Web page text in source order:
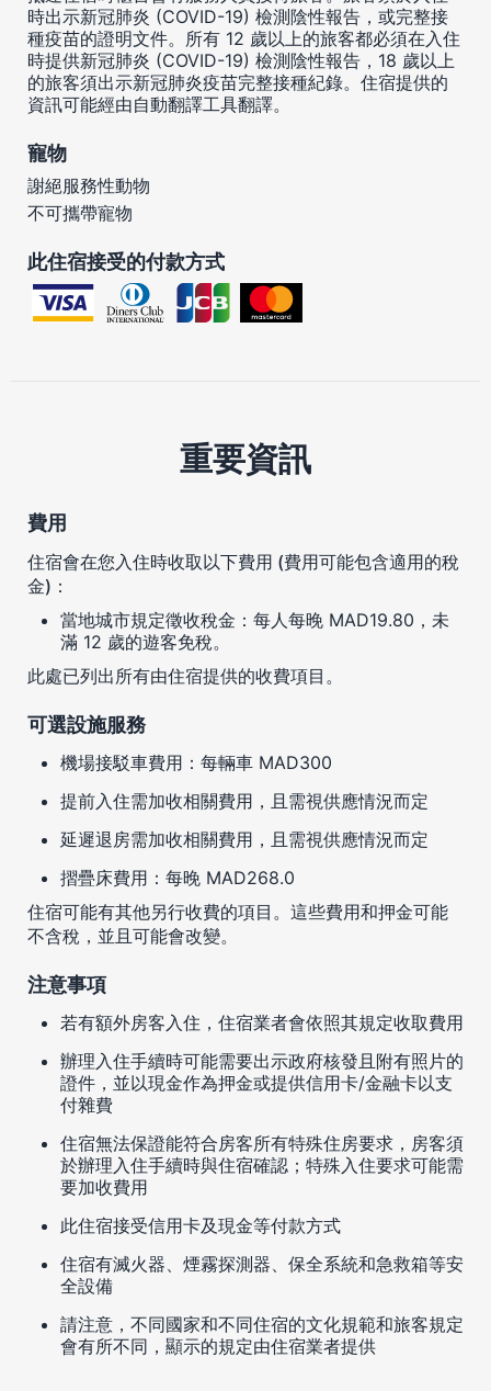
時出示新冠肺炎 (COVID-19) 檢測陰性報告，或完整接
種疫苗的證明文件。所有 12 歲以上的旅客都必須在入住
時提供新冠肺炎 (COVID-19) 檢測陰性報告，18 歲以上
的旅客須出示新冠肺炎疫苗完整接種紀錄。住宿提供的
資訊可能經由自動翻譯工具翻譯。
寵物
謝絕服務性動物
不可攜帶寵物
此住宿接受的付款方式
重要資訊
費用
住宿會在您入住時收取以下費用 (費用可能包含適用的稅
金)：
當地城市規定徵收稅金：每人每晚 MAD19.80，未
滿 12 歲的遊客免稅。
此處已列出所有由住宿提供的收費項目。
可選設施服務
機場接駁車費用：每輛車 MAD300
提前入住需加收相關費用，且需視供應情況而定
延遲退房需加收相關費用，且需視供應情況而定
摺疊床費用：每晚 MAD268.0
住宿可能有其他另行收費的項目。這些費用和押金可能
不含稅，並且可能會改變。
注意事項
若有額外房客入住，住宿業者會依照其規定收取費用
辦理入住手續時可能需要出示政府核發且附有照片的
證件，並以現金作為押金或提供信用卡/金融卡以支
付雜費
住宿無法保證能符合房客所有特殊住房要求，房客須
於辦理入住手續時與住宿確認；特殊入住要求可能需
要加收費用
此住宿接受信用卡及現金等付款方式
住宿有滅火器、煙霧探測器、保全系統和急救箱等安
全設備
請注意，不同國家和不同住宿的文化規範和旅客規定
會有所不同，顯示的規定由住宿業者提供